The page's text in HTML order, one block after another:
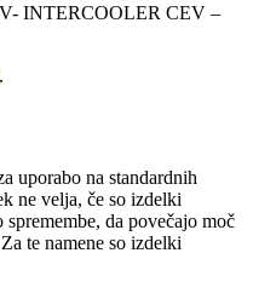
INTERCOOLER CEV –
.
uporabo na standardnih
ne velja, če so izdelki
da povečajo moč
te namene so izdelki